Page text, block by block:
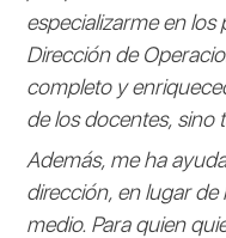
especializarme en
Dirección de
completo y
de los docentes, sino
Además, me ha
dirección, en lugar
medio. Para quien